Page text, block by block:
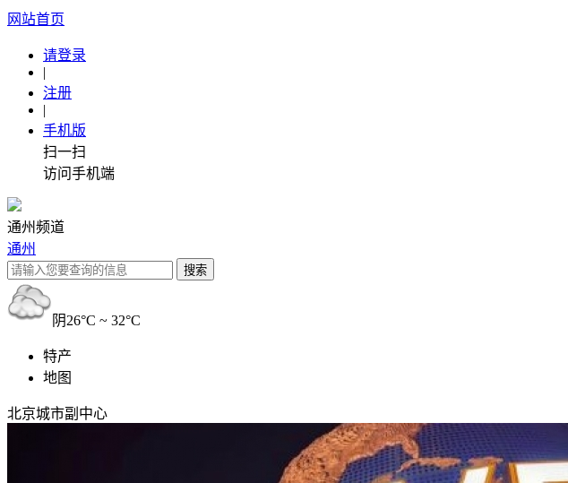
网站首页
请登录
|
注册
|
手机版
扫一扫
访问手机端
通州频道
通州
阴26°C ~ 32°C
特产
地图
北京城市副中心